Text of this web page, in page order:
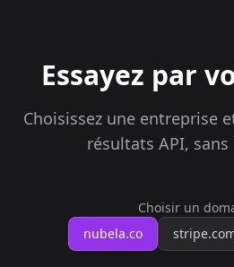
Essayez par
Choisissez une entreprise
résultats API,
Choisir un
nubela.co